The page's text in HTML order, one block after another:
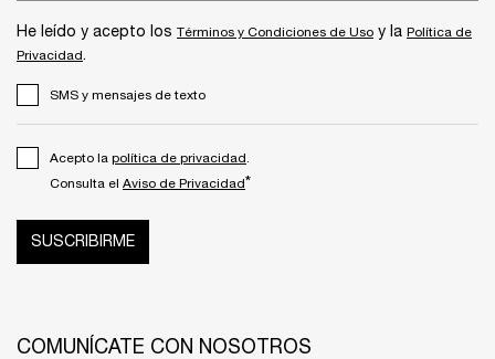
He leído y acepto los Términos y Condiciones de Uso y la Política de
Privacidad.
SMS y mensajes de texto
Acepto la política de privacidad
Consulta el Aviso de Privacidad*
SUSCRIBIRME
COMUNÍCATE CON NOSOTROS